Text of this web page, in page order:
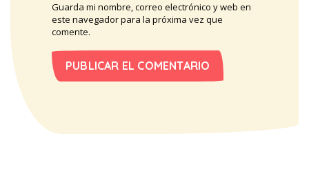
Guarda mi nombre, correo electrónico y web en
este navegador para la próxima vez que
comente.